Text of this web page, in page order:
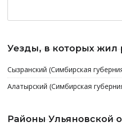
Уезды, в которых жил
Сызранский (Симбирская
Алатырский (Симбирская
Районы Ульяновской